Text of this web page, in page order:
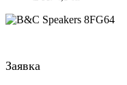
Заявка